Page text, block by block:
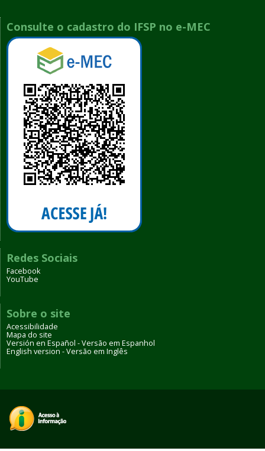
Consulte o cadastro do IFSP no e-MEC
Redes Sociais
Facebook
YouTube
Sobre o site
Acessibilidade
Mapa do site
Versión en Español - Versão em Espanhol
English version - Versão em Inglês